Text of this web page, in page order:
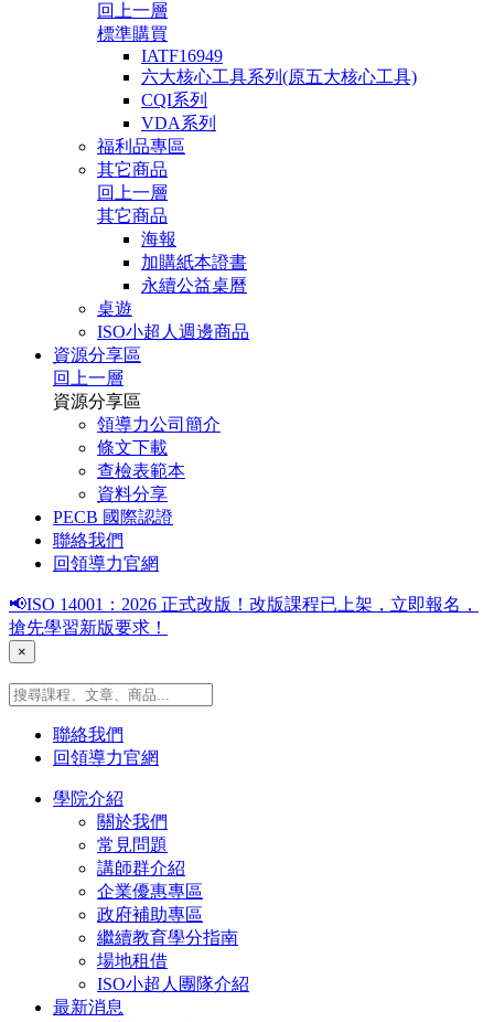
回上一層
標準購買
IATF16949
六大核心工具系列(原五大核心工具)
CQI系列
VDA系列
福利品專區
其它商品
回上一層
其它商品
海報
加購紙本證書
永續公益桌曆
桌遊
ISO小超人週邊商品
資源分享區
回上一層
資源分享區
領導力公司簡介
條文下載
查檢表範本
資料分享
PECB 國際認證
聯絡我們
回領導力官網
📢ISO 14001：2026 正式改版！改版課程已上架，立即報名，
搶先學習新版要求！
×
聯絡我們
回領導力官網
學院介紹
關於我們
常見問題
講師群介紹
企業優惠專區
政府補助專區
繼續教育學分指南
場地租借
ISO小超人團隊介紹
最新消息